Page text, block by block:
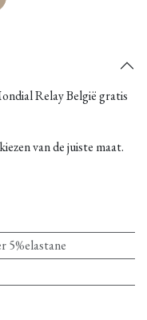
Relay België gratis
van de juiste maat.
5%elastane